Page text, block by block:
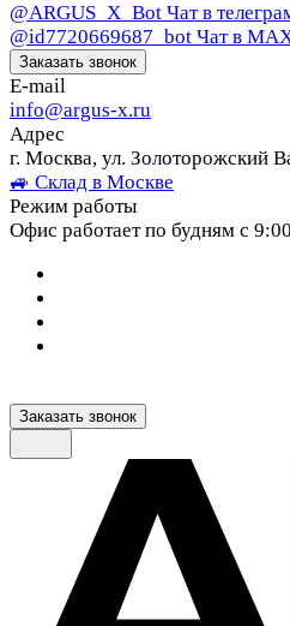
@ARGUS_X_Bot Чат в
@id7720669687_bot Чат в
Заказать звонок
E-mail
info@argus-x.ru
Адрес
г. Москва, ул. Золоторожский
🚙 Склад в Москве
Режим работы
Офис работает по будням с
Заказать звонок